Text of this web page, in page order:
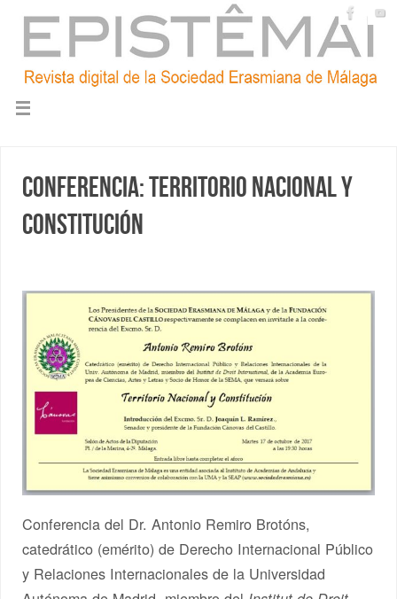
Conferencia: Territorio nacional y
Constitución
Conferencia del Dr. Antonio Remiro Brotóns,
catedrático (emérito) de Derecho Internacional Público
y Relaciones Internacionales de la Universidad